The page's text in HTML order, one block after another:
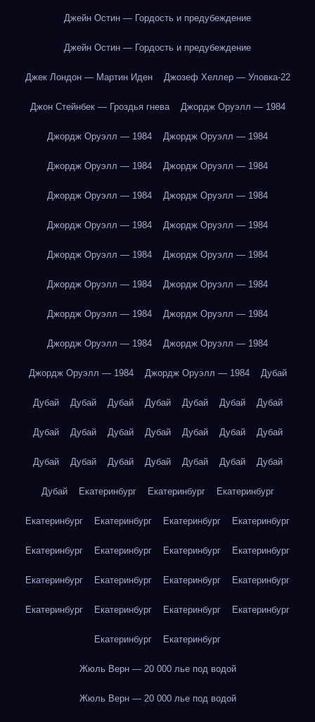
Джейн Остин — Гордость и предубеждение
Джейн Остин — Гордость и предубеждение
Джек Лондон — Мартин Иден Джозеф Хеллер — Уловка-22
Джон Стейнбек — Гроздья гнева Джордж Оруэлл — 1984
Джордж Оруэлл — 1984 Джордж Оруэлл — 1984
Джордж Оруэлл — 1984 Джордж Оруэлл — 1984
Джордж Оруэлл — 1984 Джордж Оруэлл — 1984
Джордж Оруэлл — 1984 Джордж Оруэлл — 1984
Джордж Оруэлл — 1984 Джордж Оруэлл — 1984
Джордж Оруэлл — 1984 Джордж Оруэлл — 1984
Джордж Оруэлл — 1984 Джордж Оруэлл — 1984
Джордж Оруэлл — 1984 Джордж Оруэлл — 1984
Джордж Оруэлл — 1984 Джордж Оруэлл — 1984 Дубай
Дубай Дубай Дубай Дубай Дубай Дубай Дубай
Дубай Дубай Дубай Дубай Дубай Дубай Дубай
Дубай Дубай Дубай Дубай Дубай Дубай Дубай
Дубай Екатеринбург Екатеринбург Екатеринбург
Екатеринбург Екатеринбург Екатеринбург Екатеринбург
Екатеринбург Екатеринбург Екатеринбург Екатеринбург
Екатеринбург Екатеринбург Екатеринбург Екатеринбург
Екатеринбург Екатеринбург Екатеринбург Екатеринбург
Екатеринбург Екатеринбург
Жюль Верн — 20 000 лье под водой
Жюль Верн — 20 000 лье под водой